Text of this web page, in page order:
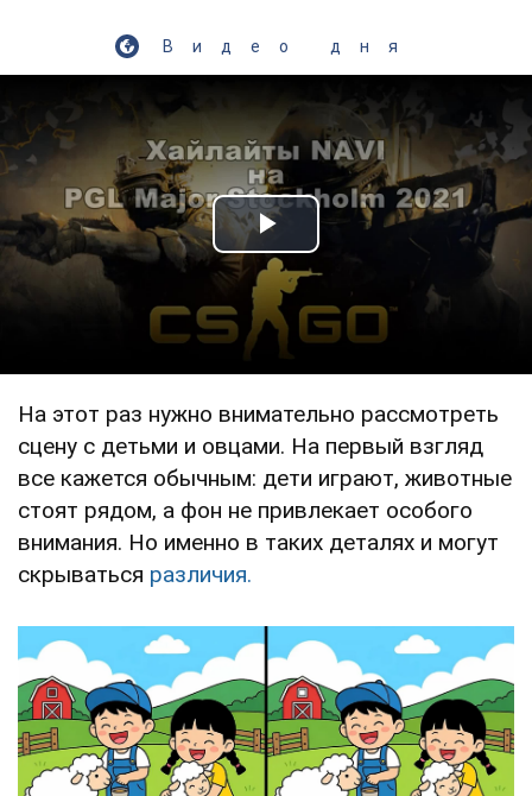
Видео дня
Play Video
На этот раз нужно внимательно рассмотреть
сцену с детьми и овцами. На первый взгляд
все кажется обычным: дети играют, животные
стоят рядом, а фон не привлекает особого
внимания. Но именно в таких деталях и могут
скрываться различия.